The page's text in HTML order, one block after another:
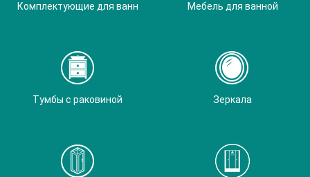
Комплектующие для ванн Мебель для ванной
Тумбы с раковиной Зеркала